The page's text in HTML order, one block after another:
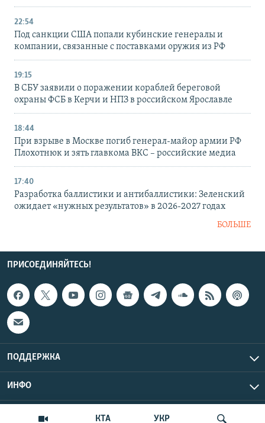
КТА УКР
22:54
Под санкции США попали кубинские генералы и
компании, связанные с поставками оружия из РФ
19:15
В СБУ заявили о поражении кораблей береговой
охраны ФСБ в Керчи и НПЗ в российском Ярославле
18:44
При взрыве в Москве погиб генерал-майор армии РФ
Плохотнюк и зять главкома ВКС – российские медиа
17:40
Разработка баллистики и антибаллистики: Зеленский
ожидает «нужных результатов» в 2026-2027 годах
БОЛЬШЕ
ПРИСОЕДИНЯЙТЕСЬ!
ПОДДЕРЖКА
ИНФО
Copyright Крым.Реалии, 2026 | Все права защищены.
UTC+3